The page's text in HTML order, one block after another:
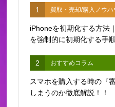
1 買取・売却/購入ノウハ
iPhoneを初期化する方法
を強制的に初期化する手
2 おすすめコラム
スマホを購入する時の『
しまうのか徹底解説！！